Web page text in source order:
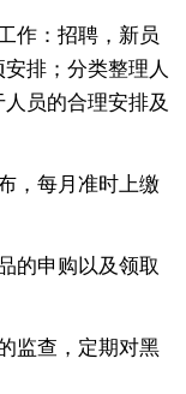
：招聘，新员
排；分类整理人
员的合理安排及
，每月准时上缴
申购以及领取
监查，定期对黑